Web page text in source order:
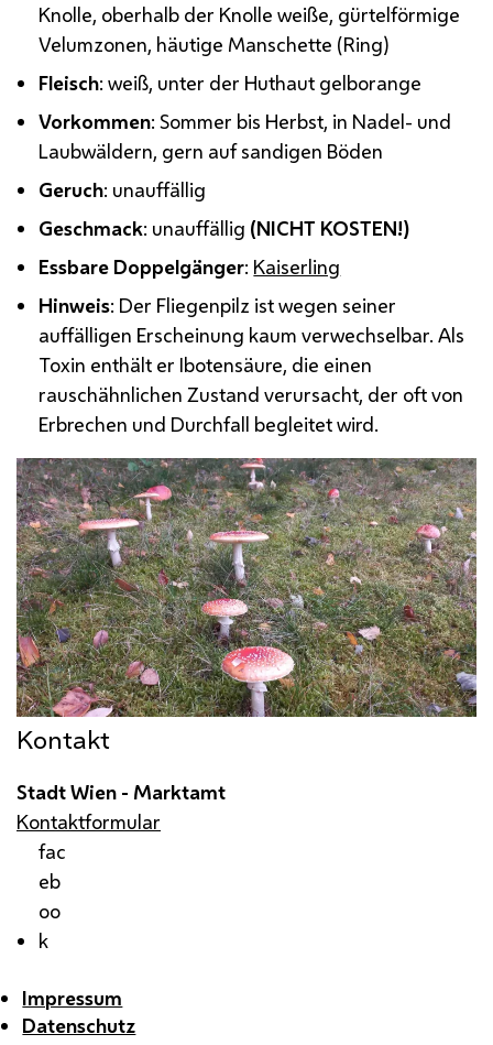
Knolle, oberhalb der Knolle weiße, gürtelförmige
Velumzonen, häutige Manschette (Ring)
Fleisch: weiß, unter der Huthaut gelborange
Vorkommen: Sommer bis Herbst, in Nadel- und
Laubwäldern, gern auf sandigen Böden
Geruch: unauffällig
Geschmack: unauffällig (NICHT KOSTEN!)
Essbare Doppelgänger: Kaiserling
Hinweis: Der Fliegenpilz ist wegen seiner
auffälligen Erscheinung kaum verwechselbar. Als
Toxin enthält er Ibotensäure, die einen
rauschähnlichen Zustand verursacht, der oft von
Erbrechen und Durchfall begleitet wird.
Kontakt
Stadt Wien - Marktamt
Kontaktformular
fac
eb
oo
k
Impressum
Datenschutz